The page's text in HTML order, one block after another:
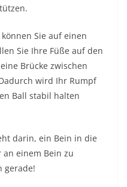
Sie auf einen
Sie Ihre Füße auf den
Brücke zwischen
wird Ihr Rumpf
Ball stabil halten
darin, ein Bein in die
einem Bein zu
gerade!